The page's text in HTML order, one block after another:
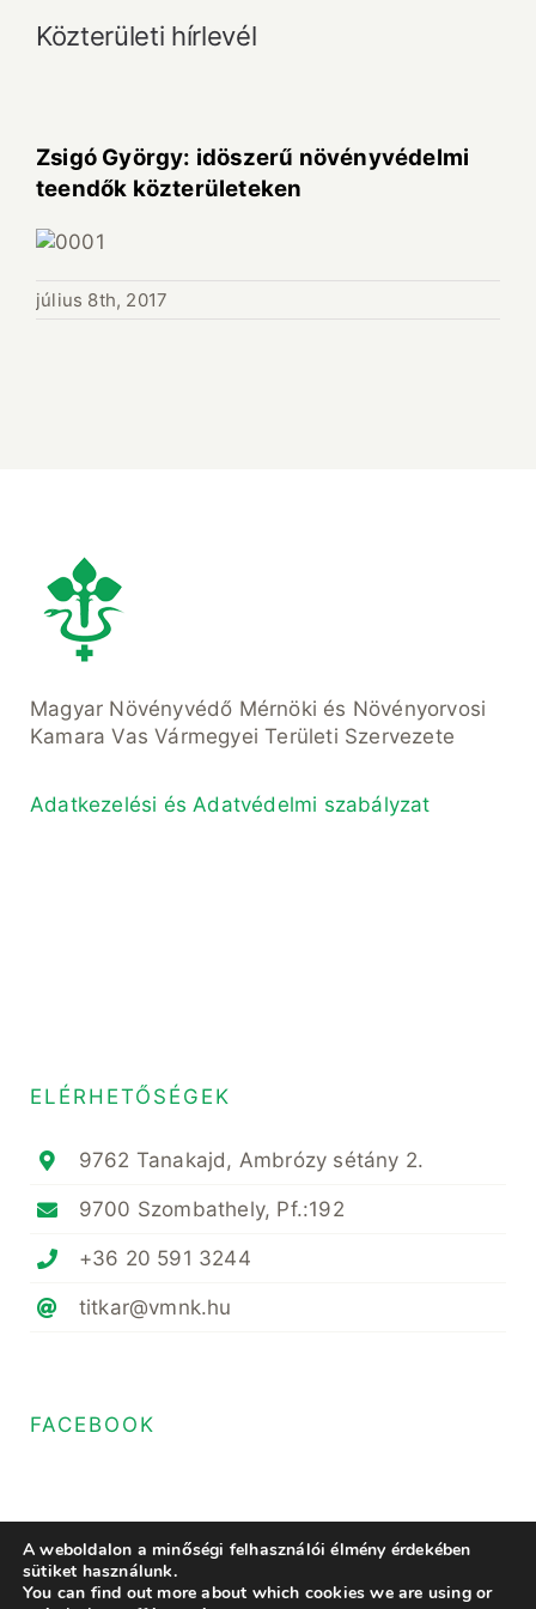
Közterületi hírlevél
Zsigó György: idöszerű növényvédelmi
teendők közterületeken
július 8th, 2017
Magyar Növényvédő Mérnöki és Növényorvosi
Kamara Vas Vármegyei Területi Szervezete
Adatkezelési és Adatvédelmi szabályzat
ELÉRHETŐSÉGEK
9762 Tanakajd, Ambrózy sétány 2.
9700 Szombathely, Pf.:192
+36 20 591 3244
titkar@vmnk.hu
FACEBOOK
© Copyright 2020- 2023 • Magyar Növényvédő Mérnöki és Növényorvosi
A weboldalon a minőségi felhasználói élmény érdekében
sütiket használunk.
You can find out more about which cookies we are using or